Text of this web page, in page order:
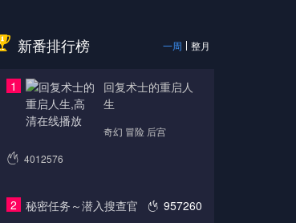
新番排行榜 一周 整月
1
回复术士的重启人
生
奇幻 冒险 后宫
4012576
2 957260
秘密任务～潜入搜查官